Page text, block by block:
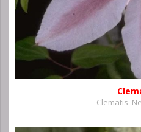
Clematis